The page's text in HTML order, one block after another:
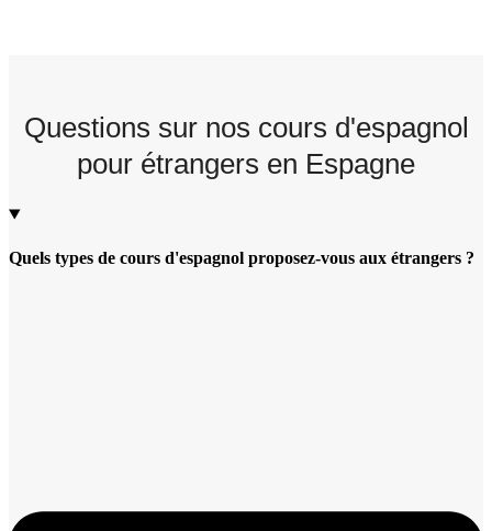
Questions sur nos cours d'espagnol
pour étrangers en Espagne
Quels types de cours d'espagnol proposez-vous aux étrangers ?